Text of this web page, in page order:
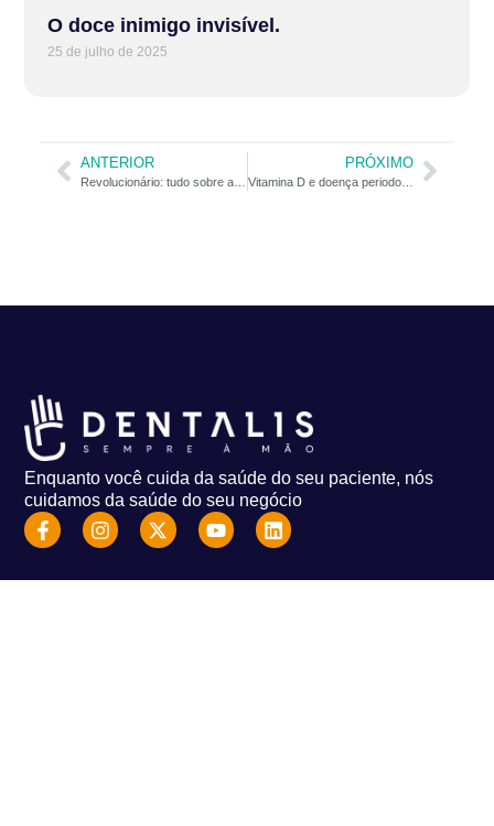
O doce inimigo invisível.
25 de julho de 2025
ANTERIOR PRÓXIMO
Vitamina D e doença periodontal, existe relação?
Enquanto você cuida da saúde do seu paciente, nós
cuidamos da saúde do seu negócio